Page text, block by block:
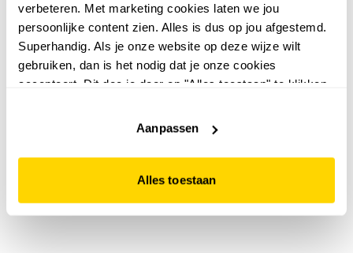
verbeteren. Met marketing cookies laten we jou
persoonlijke content zien. Alles is dus op jou afgestemd.
Superhandig. Als je onze website op deze wijze wilt
gebruiken, dan is het nodig dat je onze cookies
accepteert. Dit doe je door op "Alles toestaan" te klikken.
website niet optimaal functioneert.
Aanpassen
Alles toestaan